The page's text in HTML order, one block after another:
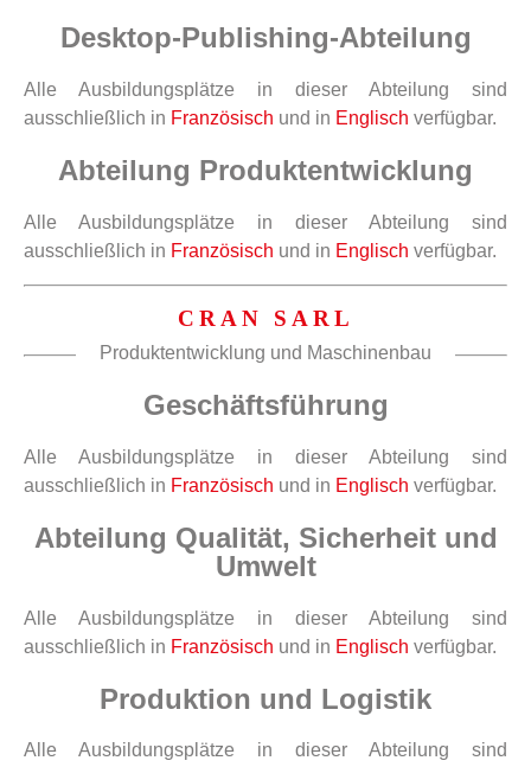
Desktop-Publishing-Abteilung
Alle Ausbildungsplätze in dieser Abteilung sind
ausschließlich in Französisch und in Englisch verfügbar.
Abteilung Produktentwicklung
Alle Ausbildungsplätze in dieser Abteilung sind
ausschließlich in Französisch und in Englisch verfügbar.
CRAN SARL
Produktentwicklung und Maschinenbau
Geschäftsführung
Alle Ausbildungsplätze in dieser Abteilung sind
ausschließlich in Französisch und in Englisch verfügbar.
Abteilung Qualität, Sicherheit und
Umwelt
Alle Ausbildungsplätze in dieser Abteilung sind
ausschließlich in Französisch und in Englisch verfügbar.
Produktion und Logistik
Alle Ausbildungsplätze in dieser Abteilung sind